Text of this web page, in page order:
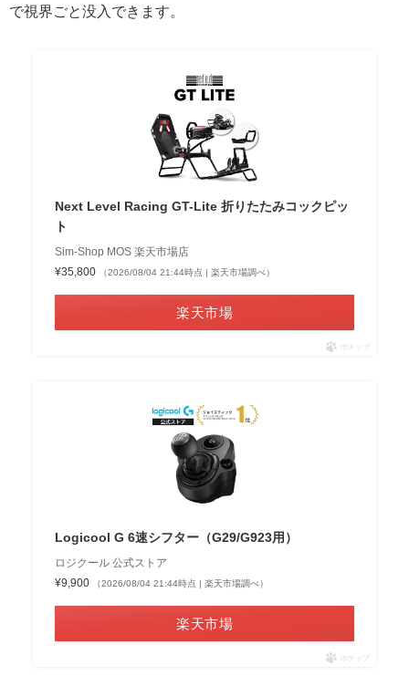
で視界ごと没入できます。
Next Level Racing GT-Lite 折りたたみコックピッ
ト
Sim-Shop MOS 楽天市場店
¥35,800
（2026/08/04 21:44時点 | 楽天市場調べ）
楽天市場
ポチップ
Logicool G 6速シフター（G29/G923用）
ロジクール 公式ストア
¥9,900
（2026/08/04 21:44時点 | 楽天市場調べ）
楽天市場
ポチップ